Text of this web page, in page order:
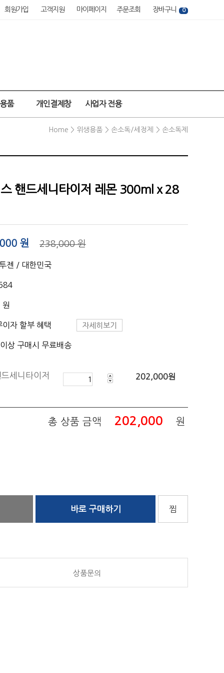
회원가입 고객지원 마이페이지 주문조회 장바구니 0
품 개인결제창 사업자 전용
Home > 위생용품 > 손소독/세정제 > 손소독제
핸드세니타이저 레몬 300ml x 28
원 238,000 원
젠 / 대한민국
이자 할부 혜택 자세히보기
상 구매시 무료배송
세니타이저 202,000원
총 상품 금액 202,000 원
바로 구매하기 찜
상품문의